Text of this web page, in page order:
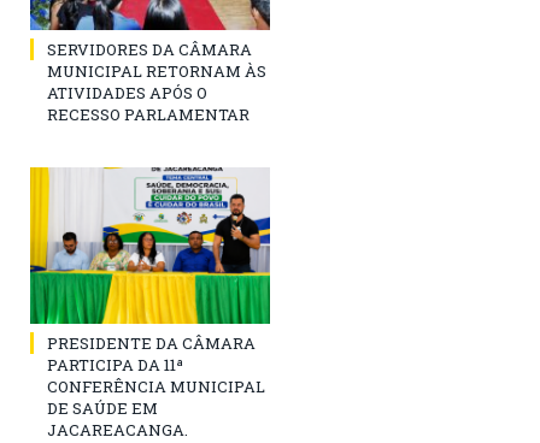
SERVIDORES DA CÂMARA
MUNICIPAL RETORNAM ÀS
ATIVIDADES APÓS O
RECESSO PARLAMENTAR
PRESIDENTE DA CÂMARA
PARTICIPA DA 11ª
CONFERÊNCIA MUNICIPAL
DE SAÚDE EM
JACAREACANGA.